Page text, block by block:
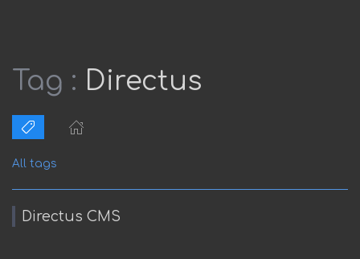
Tag : Directus
All tags
Directus CMS